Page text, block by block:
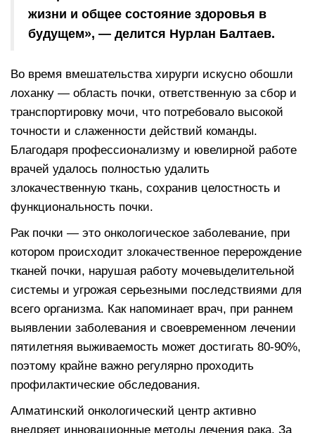
жизни и общее состояние здоровья в
будущем», — делится Нурлан Балтаев.
Во время вмешательства хирурги искусно обошли
лоханку — область почки, ответственную за сбор и
транспортировку мочи, что потребовало высокой
точности и слаженности действий команды.
Благодаря профессионализму и ювелирной работе
врачей удалось полностью удалить
злокачественную ткань, сохранив целостность и
функциональность почки.
Рак почки — это онкологическое заболевание, при
котором происходит злокачественное перерождение
тканей почки, нарушая работу мочевыделительной
системы и угрожая серьезными последствиями для
всего организма. Как напоминает врач, при раннем
выявлении заболевания и своевременном лечении
пятилетняя выживаемость может достигать 80-90%,
поэтому крайне важно регулярно проходить
профилактические обследования.
Алматинский онкологический центр активно
внедряет инновационные методы лечения рака. За